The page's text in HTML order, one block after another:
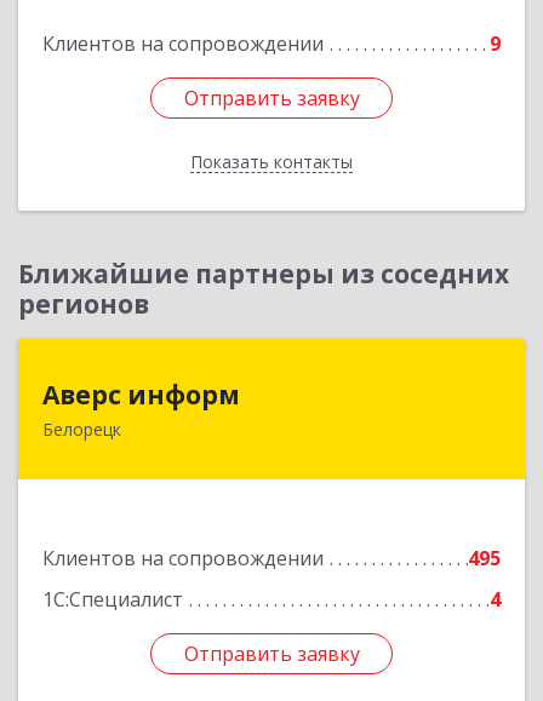
Клиентов на сопровождении 9
Отправить заявку
Показать контакты
Отправить заявку
Назад
Ближайшие партнеры из соседних
регионов
Аверс информ
Белорецк
Клиентов на сопровождении
495
1С:Специалист
4
Отправить заявку
453500, Башкортостан Респ, Белорецкий р-н,
Подробнее
Отправить заявку